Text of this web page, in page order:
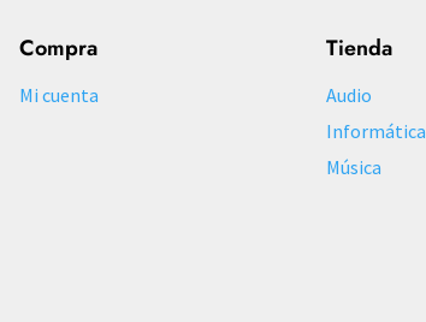
Compra
Mi cuenta
Tienda
Audio
Informática
Música